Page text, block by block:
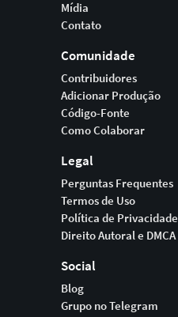
Mídia
Contato
Comunidade
Contribuidores
Adicionar Produção
Código-Fonte
Como Colaborar
Legal
Perguntas Frequentes
Termos de Uso
Política de Privacidade
Direito Autoral e DMCA
Social
Blog
Grupo no Telegram